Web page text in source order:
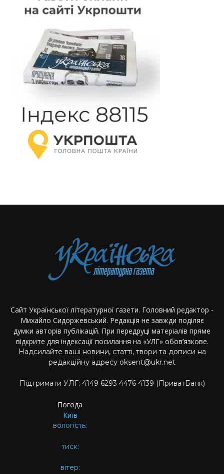
Сайт Української літературної газети. Головний редактор -
Михайло Сидоржевський. Редакція не завжди поділяє
думки авторів публікацій. При передруці матеріалів пряме
відкрите для індексації посилання на «УЛГ» обов’язкове.
Надсилайте ваші новини, статті, твори та дописи на
редакційну адресу oksent@ukr.net
Підтримати УЛГ: 4149 6293 4476 4139 (ПриватБанк)
Погода
Київ
вологість:
тиск:
вітер: